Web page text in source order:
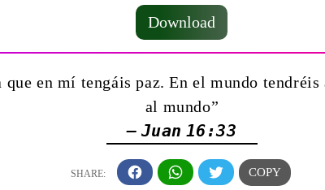
Download
que en mí tengáis paz. En el mundo
al mundo”
— Juan 16:33